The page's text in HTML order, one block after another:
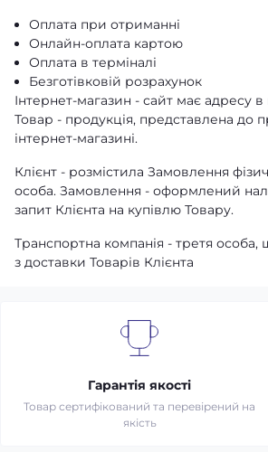
Оплата при отриманні
Онлайн-оплата картою
Оплата в терміналі
Безготівковій розрахунок
Інтернет-магазин - сайт має адресу
Товар - продукція, представлена ​​до
інтернет-магазині.
Клієнт - розмістила Замовлення
особа. Замовлення - оформлений
запит Клієнта на купівлю Товару.
Транспортна компанія - третя особа,
з доставки Товарів Клієнта
Гарантія якості
Товар сертифікований та перевірений на
якість